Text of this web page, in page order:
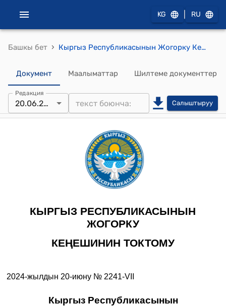
KG RU
Башкы бет › Кыргыз Республикасынын Жогорку Кеңешинин 2024-жылдын 20-июнундагы № 2241-VII "Кыргыз Республикасынын Жогорку Кеңешинин депутаты Ханджеза Карим Лемзаровичти Конституциялык мыйзамдар, мамлекеттик түзүлүш, сот-укук маселелери жана Жогорку Кеңештин Регламенти боюнча комитетинин төрагасынын орун басары кызмат ордуна шайлоо жөнүндө" токтому
Документ Маалыматтар Шилтеме документтер
Редакция
20.06.2024 Салыштыруу